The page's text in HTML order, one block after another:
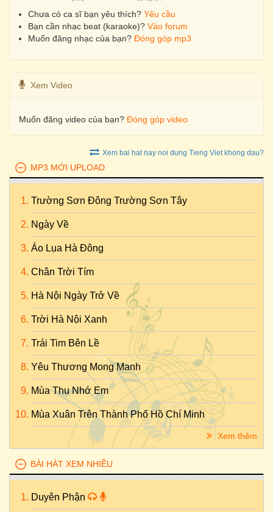
Chưa có ca sĩ bạn yêu thích? Yêu cầu
Bạn cần nhạc beat (karaoke)? Vào forum
Muốn đăng nhạc của bạn? Đóng góp mp3
Xem Video
Muốn đăng video của bạn? Đóng góp video
Xem bai hat nay noi dung Tieng Viet khong dau?
MP3 MỚI UPLOAD
Trường Sơn Đông Trường Sơn Tây
Ngày Về
Áo Lụa Hà Đông
Chân Trời Tím
Hà Nội Ngày Trở Về
Trời Hà Nội Xanh
Trái Tim Bên Lề
Yêu Thương Mong Manh
Mùa Thu Nhớ Em
Mùa Xuân Trên Thành Phố Hồ Chí Minh
Xem thêm
BÀI HÁT XEM NHIỀU
Duyên Phận